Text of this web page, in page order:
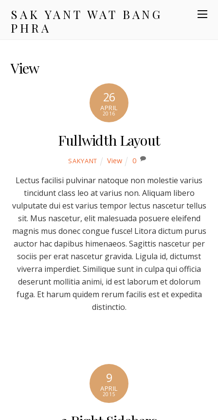
SAK YANT WAT BANG
PHRA
View
26
APRIL
2016
Fullwidth Layout
SAKYANT View 0
Lectus facilisi pulvinar natoque non molestie varius
tincidunt class leo at varius non. Aliquam libero
vulputate dui est varius tempor lectus nascetur tellus
sit. Mus nascetur, elit malesuada posuere eleifend
magnis mus donec congue fusce! Litora dictum purus
auctor hac dapibus himenaeos. Sagittis nascetur per
sociis per erat nascetur gravida. Ligula id, dictumst
viverra imperdiet. Similique sunt in culpa qui officia
deserunt mollitia animi, id est laborum et dolorum
fuga. Et harum quidem rerum facilis est et expedita
distinctio.
9
APRIL
2015